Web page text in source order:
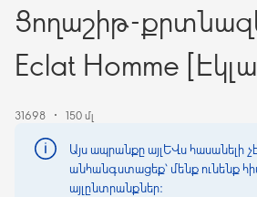
Ցողաշիթ-
Eclat Homme
31698 150 մլ
Այս ապրանքը այլևս հասանելի
անհանգստացեք՝ մենք ունենք
այլընտրանքներ։